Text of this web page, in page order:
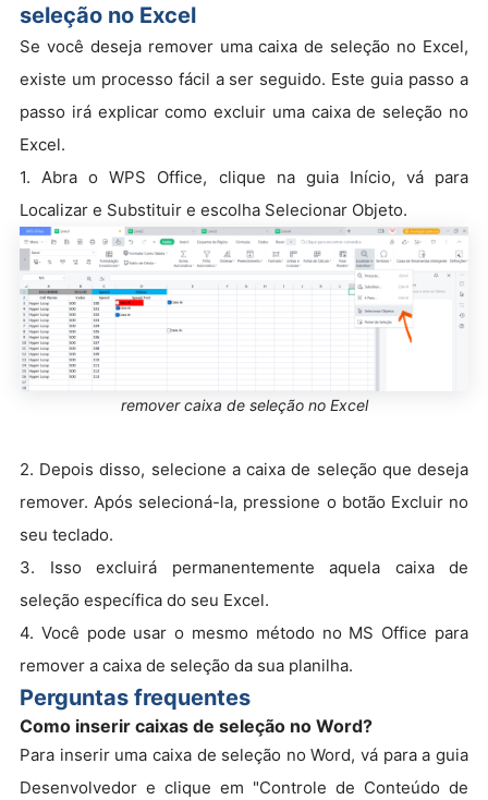
seleção no Excel
Se você deseja remover uma caixa de seleção no Excel,
existe um processo fácil a ser seguido. Este guia passo a
passo irá explicar como excluir uma caixa de seleção no
Excel.
1. Abra o WPS Office, clique na guia Início, vá para
Localizar e Substituir e escolha Selecionar Objeto.
remover caixa de seleção no Excel
2. Depois disso, selecione a caixa de seleção que deseja
remover. Após selecioná-la, pressione o botão Excluir no
seu teclado.
3. Isso excluirá permanentemente aquela caixa de
seleção específica do seu Excel.
4. Você pode usar o mesmo método no MS Office para
remover a caixa de seleção da sua planilha.
Perguntas frequentes
Como inserir caixas de seleção no Word?
Para inserir uma caixa de seleção no Word, vá para a guia
Desenvolvedor e clique em "Controle de Conteúdo de